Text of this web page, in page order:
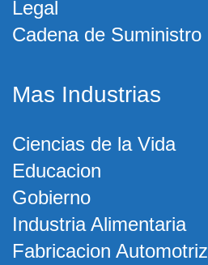
Legal
Cadena de Suministro
Mas Industrias
Ciencias de la Vida
Educacion
Gobierno
Industria Alimentaria
Fabricacion Automotriz